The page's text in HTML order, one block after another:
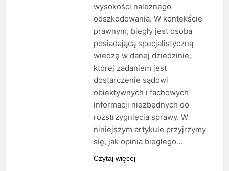
wysokości należnego
odszkodowania. W kontekście
prawnym, biegły jest osobą
posiadającą specjalistyczną
wiedzę w danej dziedzinie,
której zadaniem jest
dostarczenie sądowi
obiektywnych i fachowych
informacji niezbędnych do
rozstrzygnięcia sprawy. W
niniejszym artykule przyjrzymy
się, jak opinia biegłego…
Czytaj więcej